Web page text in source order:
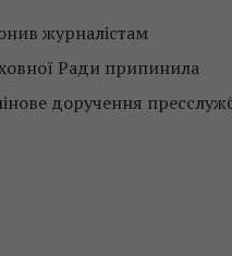
журналістам
Ради припинила
доручення